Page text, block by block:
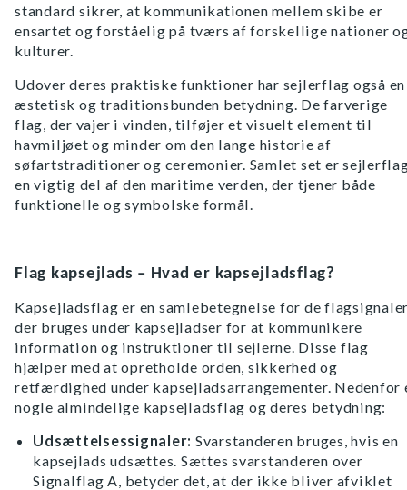
standard sikrer, at kommunikationen mellem skibe er
ensartet og forståelig på tværs af forskellige nationer
kulturer.
Udover deres praktiske funktioner har sejlerflag også en
æstetisk og traditionsbunden betydning. De farverige
flag, der vajer i vinden, tilføjer et visuelt element til
havmiljøet og minder om den lange historie af
søfartstraditioner og ceremonier. Samlet set er
en vigtig del af den maritime verden, der tjener både
funktionelle og symbolske formål.
Flag kapsejlads – Hvad er kapsejladsflag?
Kapsejladsflag er en samlebetegnelse for de
der bruges under kapsejladser for at kommunikere
information og instruktioner til sejlerne. Disse flag
hjælper med at opretholde orden, sikkerhed og
retfærdighed under kapsejladsarrangementer. Nedenfor
nogle almindelige kapsejladsflag og deres betydning:
Udsættelsessignaler: Svarstanderen bruges, hvis en
kapsejlads udsættes. Sættes svarstanderen over
Signalflag A, betyder det, at der ikke bliver afviklet